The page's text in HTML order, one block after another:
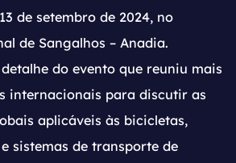
de setembro de 2024, no
de Sangalhos – Anadia.
do evento que reuniu mais
internacionais para discutir as
aplicáveis às bicicletas,
sistemas de transporte de